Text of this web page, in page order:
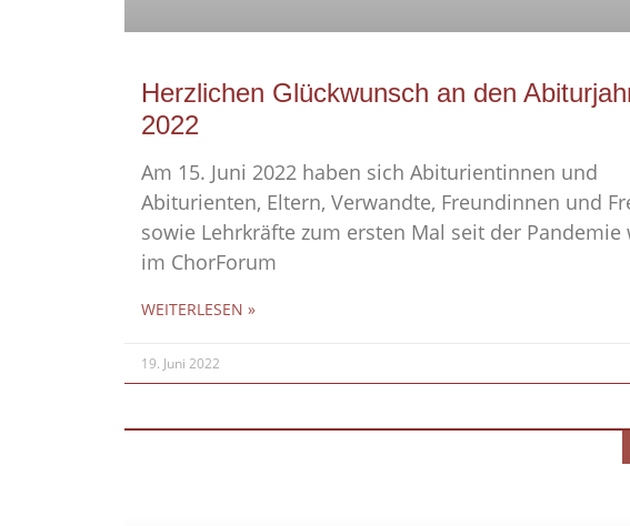
Herzlichen Glückwunsch an den
2022
Am 15. Juni 2022 haben sich Abiturientinnen und
Abiturienten, Eltern, Verwandte, Freundinnen und
sowie Lehrkräfte zum ersten Mal seit der Pandemie
im ChorForum
WEITERLESEN »
19. Juni 2022